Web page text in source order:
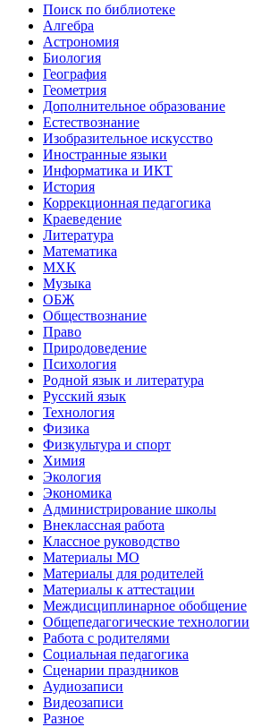
Поиск по библиотеке
Алгебра
Астрономия
Биология
География
Геометрия
Дополнительное образование
Естествознание
Изобразительное искусство
Иностранные языки
Информатика и ИКТ
История
Коррекционная педагогика
Краеведение
Литература
Математика
МХК
Музыка
ОБЖ
Обществознание
Право
Природоведение
Психология
Родной язык и литература
Русский язык
Технология
Физика
Физкультура и спорт
Химия
Экология
Экономика
Администрирование школы
Внеклассная работа
Классное руководство
Материалы МО
Материалы для родителей
Материалы к аттестации
Междисциплинарное обобщение
Общепедагогические технологии
Работа с родителями
Социальная педагогика
Сценарии праздников
Аудиозаписи
Видеозаписи
Разное